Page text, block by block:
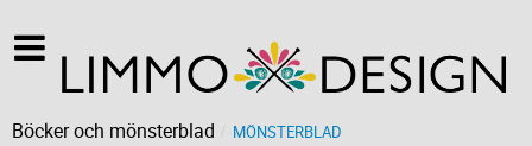
Böcker och mönsterblad MÖNSTERBLAD